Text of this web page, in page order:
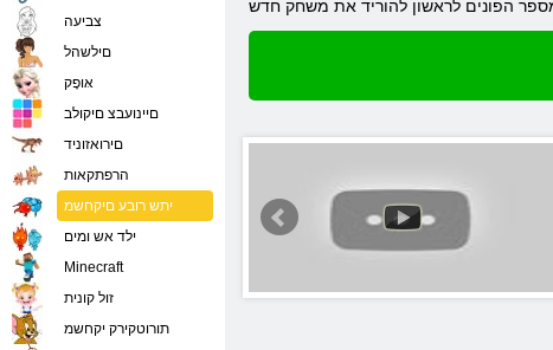
צביעה
םילשהל
אּופָק
םיינועבצ םיקולב
םירואזוניד
הרפתקאות
יתש רובע םיקחשמ
ילד אש ומים
Minecraft
זול קונית
תורוטקירק יקחשמ